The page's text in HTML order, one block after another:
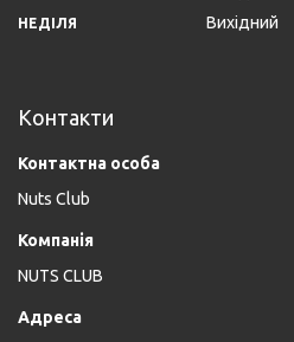
НЕДІЛЯ Вихідний
Контакти
Nuts Club
NUTS CLUB